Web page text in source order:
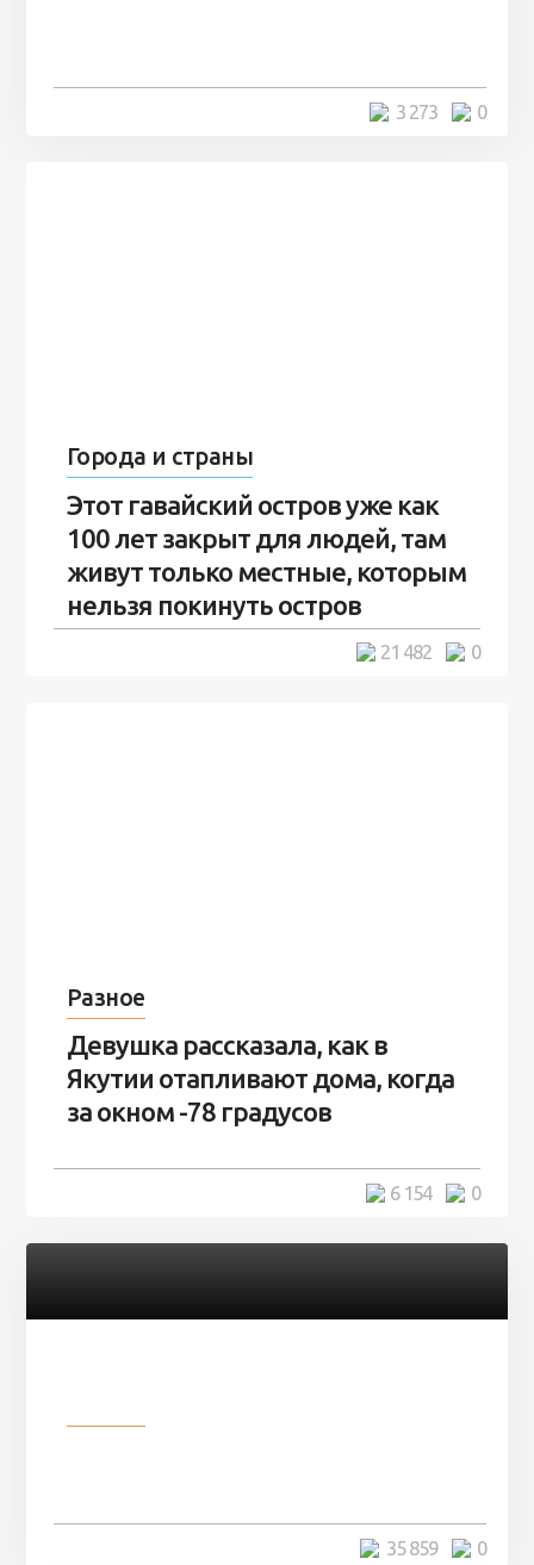
0
3 273
Города и страны
Этот гавайский остров уже как
100 лет закрыт для людей, там
живут только местные, которым
нельзя покинуть остров
0
21 482
Разное
Девушка рассказала, как в
Якутии отапливают дома, когда
за окном -78 градусов
0
6 154
0
35 859